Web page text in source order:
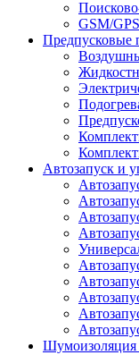
GSM/
Предпусковые
Автозапуск и
Шумоизоляция